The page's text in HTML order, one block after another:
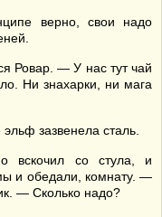
верно, свои надо
Ровар. — У нас тут чай
Ни знахарки, ни мага
зазвенела сталь.
вскочил со стула, и
и обедали, комнату. —
— Сколько надо?